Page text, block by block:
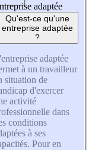
adaptée
Qu'est-ce qu'une
entreprise adaptée
?
adaptée
à un travailleur
situation de
d'exercer
activité
dans
conditions
à ses
Pour en